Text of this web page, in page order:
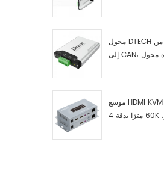
محول DTECH الصناعي من USB
إلى CAN، وحدة محول USB من
موسع HDMI KVM بدقة 4K بطول
60 مترًا بدقة 4K عند 60 هرتز،